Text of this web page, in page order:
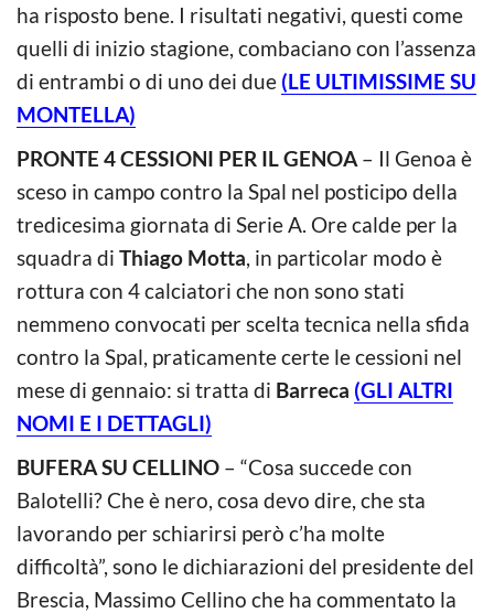
ha risposto bene. I risultati negativi, questi come
quelli di inizio stagione, combaciano con l’assenza
di entrambi o di uno dei due (LE ULTIMISSIME SU
MONTELLA)
PRONTE 4 CESSIONI PER IL GENOA – Il Genoa è
sceso in campo contro la Spal nel posticipo della
tredicesima giornata di Serie A. Ore calde per la
squadra di Thiago Motta, in particolar modo è
rottura con 4 calciatori che non sono stati
nemmeno convocati per scelta tecnica nella sfida
contro la Spal, praticamente certe le cessioni nel
mese di gennaio: si tratta di Barreca (GLI ALTRI
NOMI E I DETTAGLI)
BUFERA SU CELLINO – “Cosa succede con
Balotelli? Che è nero, cosa devo dire, che sta
lavorando per schiarirsi però c’ha molte
difficoltà”, sono le dichiarazioni del presidente del
Brescia, Massimo Cellino che ha commentato la